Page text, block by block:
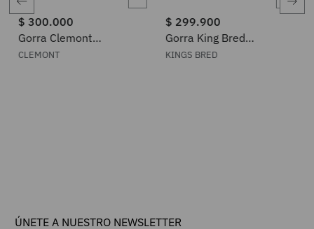
$ 300.000
Gorra Clemont
15133303
CLEMONT
$ 299.900
Gorra King Bred
THEOAKTOWN
KINGS BRED